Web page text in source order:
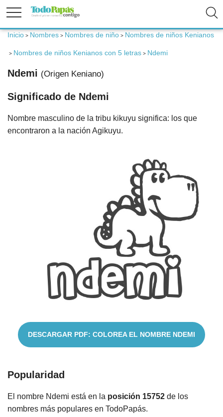
Embarazo
Inicio > Nombres > Nombres de niño > Nombres de niños Kenianos
> Nombres de niños Kenianos con 5 letras > Ndemi
Ndemi (Origen Keniano)
Significado de Ndemi
Nombre masculino de la tribu kikuyu significa: los que
encontraron a la nación Agikuyu.
DESCARGAR PDF: COLOREA EL NOMBRE NDEMI
Popularidad
El nombre Ndemi está en la posición 15752 de los
nombres más populares en TodoPapás.